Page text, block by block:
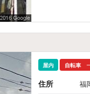
屋内 自転車
住所 福